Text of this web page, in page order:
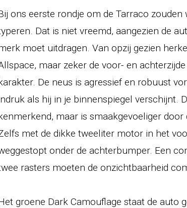
ons eerste rondje om de Tarraco
Dat is niet vreemd, aangezien de
moet uitdragen. Van opzij gezien
maar zeker de voor- en
De neus is agressief en robuust
als hij in je binnenspiegel verschijnt.
maar is smaakgevoeliger
met de dikke tweeliter motor in het
onder de achterbumper. Een
rasters moeten de onzichtbaarheid
groene Dark Camouflage staat de auto